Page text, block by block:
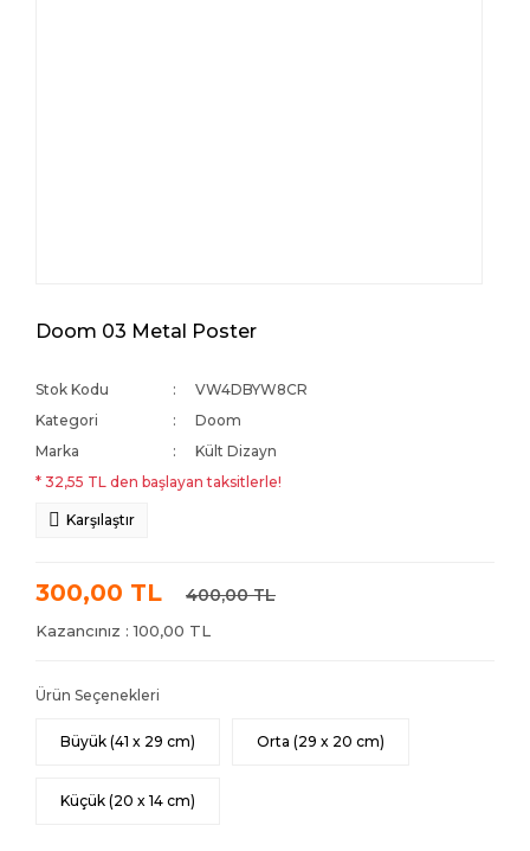
Doom 03 Metal Poster
Stok Kodu
VW4DBYW8CR
Kategori
Doom
Marka
Kült Dizayn
* 32,55 TL den başlayan taksitlerle!
Karşılaştır
300,00 TL 400,00 TL
Kazancınız : 100,00 TL
Ürün Seçenekleri
Büyük (41 x 29 cm) Orta (29 x 20 cm)
Küçük (20 x 14 cm)